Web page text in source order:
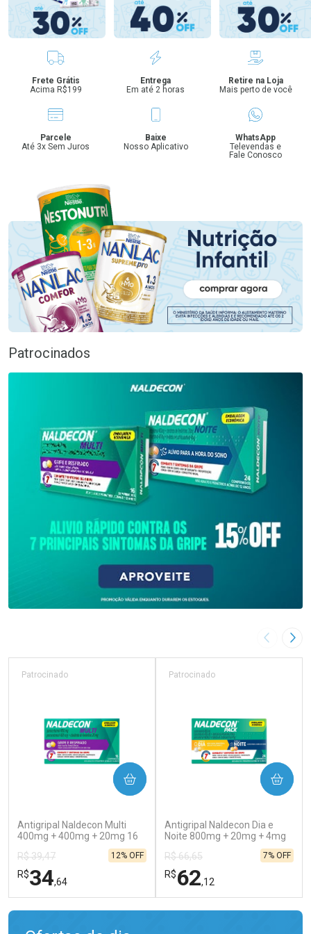
Benefícios
Frete Grátis
Acima R$199
Entrega
Em até 2 horas
Retire na Loja
Mais perto de você
Parcele
Até 3x Sem Juros
Baixe
Nosso Aplicativo
WhatsApp
Televendas e
Fale Conosco
Patrocinados
Imagem
Antigripal Naldecon Multi
400mg + 400mg + 20mg 16
Patrocinado
R$ 39,47
R$34,64
12% OFF
COMPRAR
Antigripal Naldecon Dia e
Noite 800mg + 20mg + 4mg
Patrocinado
R$ 66,65
R$62,12
7% OFF
COMPRAR